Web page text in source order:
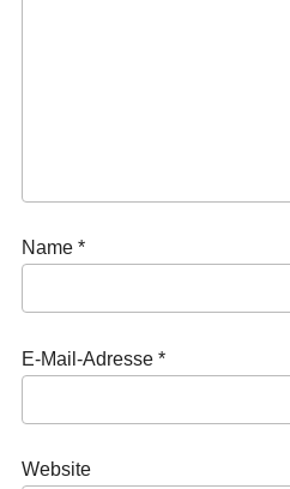
Name *
E-Mail-Adresse *
Website